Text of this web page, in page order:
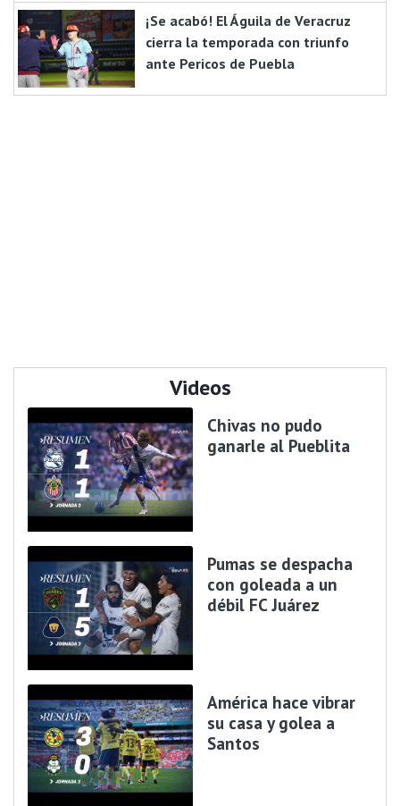
¡Se acabó! El Águila de Veracruz
cierra la temporada con triunfo
ante Pericos de Puebla
Videos
Chivas no pudo
ganarle al Pueblita
Pumas se despacha
con goleada a un
débil FC Juárez
América hace vibrar
su casa y golea a
Santos